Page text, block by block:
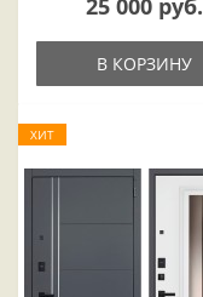
25 000 руб.
В КОРЗИНУ
ХИТ